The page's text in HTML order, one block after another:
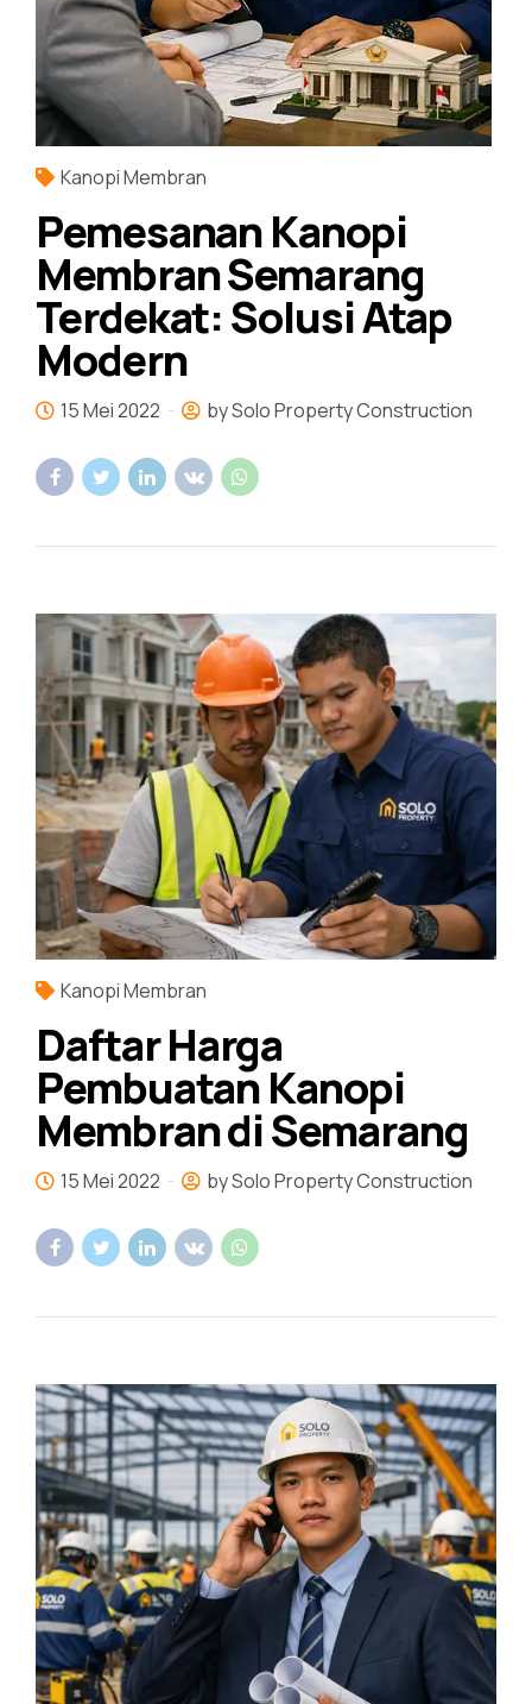
Kanopi Membran
Pemesanan Kanopi
Membran Semarang
Terdekat: Solusi Atap
Modern
15 Mei 2022 by Solo Property Construction
Kanopi Membran
Daftar Harga
Pembuatan Kanopi
Membran di Semarang
15 Mei 2022 by Solo Property Construction